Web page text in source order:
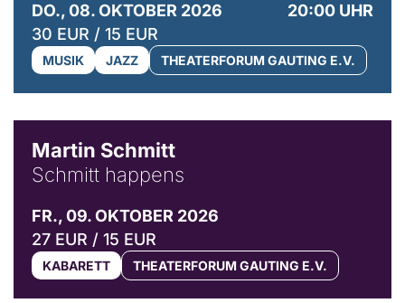
DO., 08. OKTOBER 2026
20:00 UHR
30 EUR / 15 EUR
MUSIK JAZZ THEATERFORUM GAUTING E.V.
Martin Schmitt
Schmitt happens
FR., 09. OKTOBER 2026
27 EUR / 15 EUR
KABARETT THEATERFORUM GAUTING E.V.